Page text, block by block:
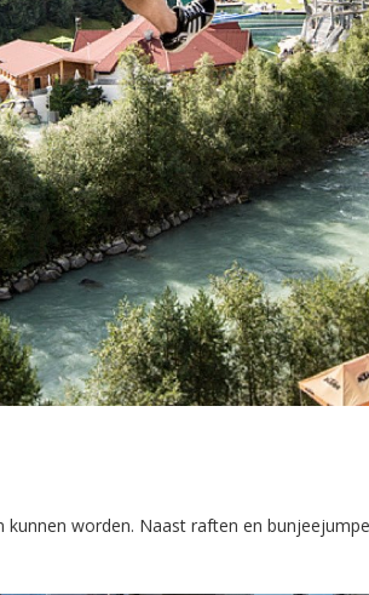
worden. Naast raften en